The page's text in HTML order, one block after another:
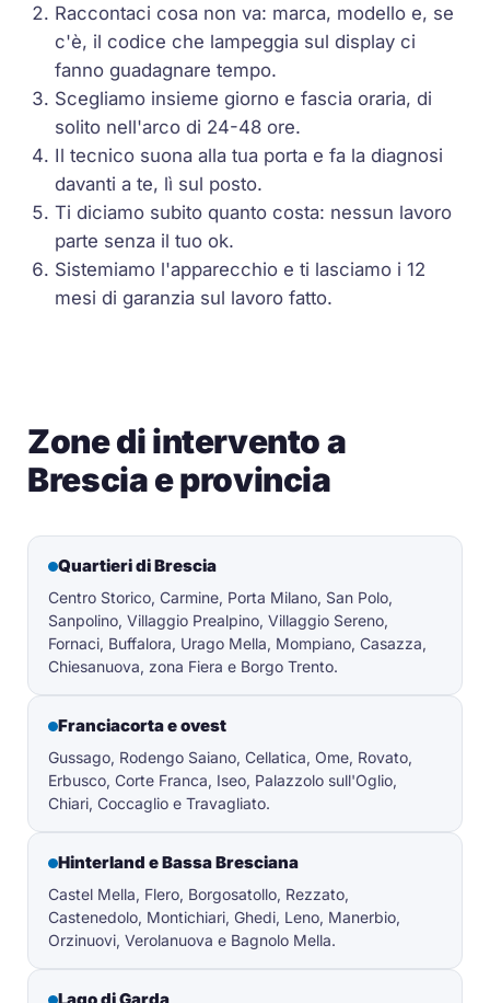
Raccontaci cosa non va: marca, modello e, se
c'è, il codice che lampeggia sul display ci
fanno guadagnare tempo.
Scegliamo insieme giorno e fascia oraria, di
solito nell'arco di 24-48 ore.
Il tecnico suona alla tua porta e fa la diagnosi
davanti a te, lì sul posto.
Ti diciamo subito quanto costa: nessun lavoro
parte senza il tuo ok.
Sistemiamo l'apparecchio e ti lasciamo i 12
mesi di garanzia sul lavoro fatto.
Zone di intervento a
Brescia e provincia
Quartieri di Brescia
Centro Storico, Carmine, Porta Milano, San Polo,
Sanpolino, Villaggio Prealpino, Villaggio Sereno,
Fornaci, Buffalora, Urago Mella, Mompiano, Casazza,
Chiesanuova, zona Fiera e Borgo Trento.
Franciacorta e ovest
Gussago, Rodengo Saiano, Cellatica, Ome, Rovato,
Erbusco, Corte Franca, Iseo, Palazzolo sull'Oglio,
Chiari, Coccaglio e Travagliato.
Hinterland e Bassa Bresciana
Castel Mella, Flero, Borgosatollo, Rezzato,
Castenedolo, Montichiari, Ghedi, Leno, Manerbio,
Orzinuovi, Verolanuova e Bagnolo Mella.